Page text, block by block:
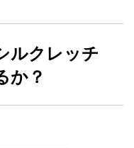
ルクレッチ
か？